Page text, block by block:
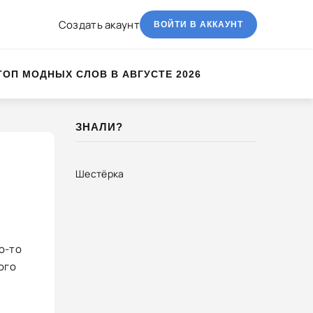
Создать акаунт ВОЙТИ В АККАУНТ
МОДНЫХ СЛОВ В АВГУСТЕ 2026
то
ЗНАЛИ?
Шестёрка